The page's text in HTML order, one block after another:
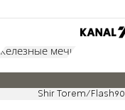
Железные мечи
Shir Torem/Flash90